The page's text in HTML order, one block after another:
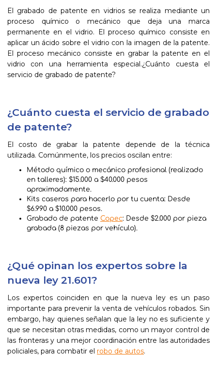
El grabado de patente en vidrios se realiza mediante un
proceso químico o mecánico que deja una marca
permanente en el vidrio. El proceso químico consiste en
aplicar un ácido sobre el vidrio con la imagen de la patente.
El proceso mecánico consiste en grabar la patente en el
vidrio con una herramienta especial.¿Cuánto cuesta el
servicio de grabado de patente?
¿Cuánto cuesta el servicio de grabado
de patente?
El costo de grabar la patente depende de la técnica
utilizada. Comúnmente, los precios oscilan entre:
Método químico o mecánico profesional (realizado
en talleres): $15.000 a $40.000 pesos
aproximadamente.
Kits caseros para hacerlo por tu cuenta: Desde
$6.990 a $10.000 pesos.
Grabado de patente Copec: Desde $2.000 por pieza
grabada (8 piezas por vehículo).
¿Qué opinan los expertos sobre la
nueva ley 21.601?
Los expertos coinciden en que la nueva ley es un paso
importante para prevenir la venta de vehículos robados. Sin
embargo, hay quienes señalan que la ley no es suficiente y
que se necesitan otras medidas, como un mayor control de
las fronteras y una mejor coordinación entre las autoridades
policiales, para combatir el robo de autos.